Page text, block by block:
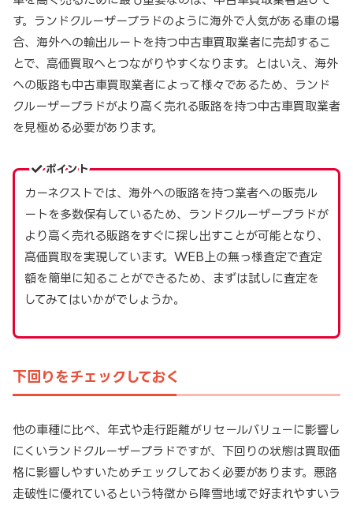
す。ランドクルーザープラドのように海外で人気がある車の場
合、海外への輸出ルートを持つ中古車買取業者に売却するこ
とで、高価買取へとつながりやすくなります。とはいえ、海外
への販路も中古車買取業者によって様々であるため、ランド
クルーザープラドがより高く売れる販路を持つ中古車買取業者
を見極める必要があります。
ポイント
カーネクストでは、海外への販路を持つ業者への販売ル
ートを多数保有しているため、ランドクルーザープラドが
より高く売れる販路をすぐに探し出すことが可能となり、
高価買取を実現しています。WEB上の無っ様査定で査定
額を簡単に知ることができるため、まずは試しに査定を
してみてはいかがでしょうか。
下回りをチェックしておく
他の車種に比べ、年式や走行距離がリセールバリューに影響し
にくいランドクルーザープラドですが、下回りの状態は買取価
格に影響しやすいためチェックしておく必要があります。悪路
走破性に優れているという特徴から降雪地域で好まれやすいラ